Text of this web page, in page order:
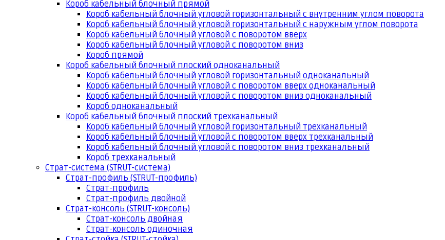
Короб кабельный блочный прямой
Короб кабельный блочный угловой горизонтальный с внутренним углом поворота
Короб кабельный блочный угловой горизонтальный с наружным углом поворота
Короб кабельный блочный угловой с поворотом вверх
Короб кабельный блочный угловой с поворотом вниз
Короб прямой
Короб кабельный блочный плоский одноканальный
Короб кабельный блочный угловой горизонтальный одноканальный
Короб кабельный блочный угловой с поворотом вверх одноканальный
Короб кабельный блочный угловой с поворотом вниз одноканальный
Короб одноканальный
Короб кабельный блочный плоский трехканальный
Короб кабельный блочный угловой горизонтальный трехканальный
Короб кабельный блочный угловой с поворотом вверх трехканальный
Короб кабельный блочный угловой с поворотом вниз трехканальный
Короб трехканальный
Страт-система (STRUT-система)
Страт-профиль (STRUT-профиль)
Страт-профиль
Страт-профиль двойной
Страт-консоль (STRUT-консоль)
Страт-консоль двойная
Страт-консоль одиночная